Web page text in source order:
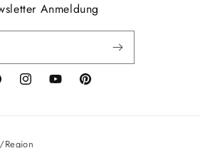
Anmeldung
InstagramYouTubePinterest
Region